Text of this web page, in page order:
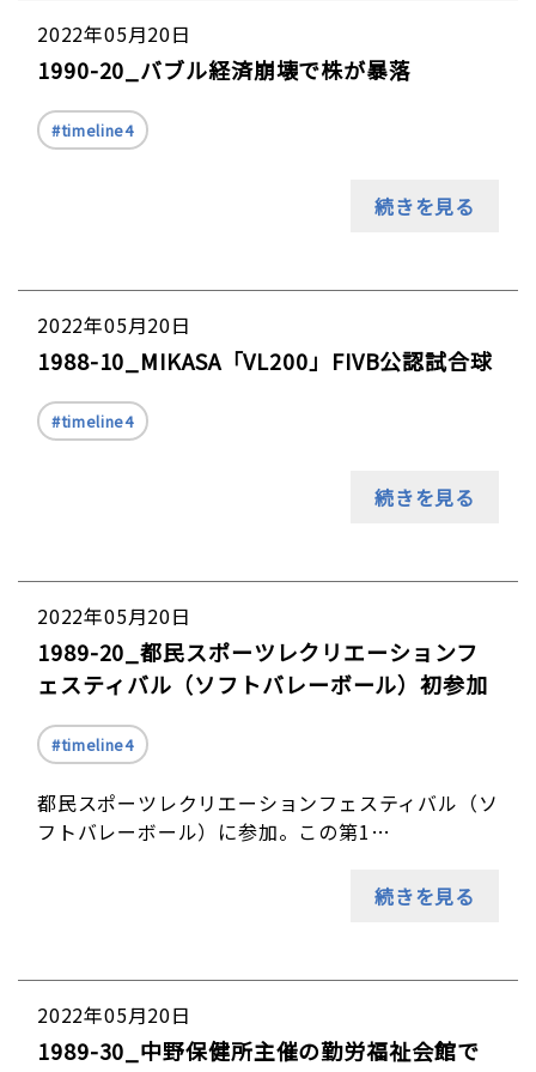
2022年05月20日
1990-20_バブル経済崩壊で株が暴落
timeline4
続きを見る
2022年05月20日
1988-10_MIKASA「VL200」FIVB公認試合球
timeline4
続きを見る
2022年05月20日
1989-20_都民スポーツレクリエーションフ
ェスティバル（ソフトバレーボール）初参加
timeline4
都民スポーツレクリエーションフェスティバル（ソ
フトバレーボール）に参加。この第1…
続きを見る
2022年05月20日
1989-30_中野保健所主催の勤労福祉会館で